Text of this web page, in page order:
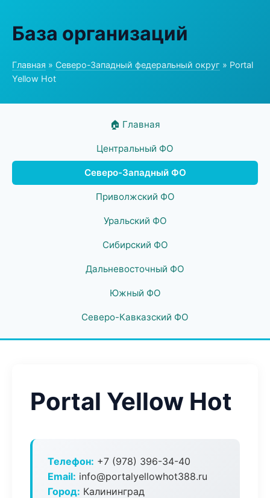
База организаций
Главная » Северо-Западный федеральный округ » Portal
Yellow Hot
🏠 Главная
Центральный ФО
Северо-Западный ФО
Приволжский ФО
Уральский ФО
Сибирский ФО
Дальневосточный ФО
Южный ФО
Северо-Кавказский ФО
Portal Yellow Hot
Телефон: +7 (978) 396-34-40
Email: info@portalyellowhot388.ru
Город: Калининград